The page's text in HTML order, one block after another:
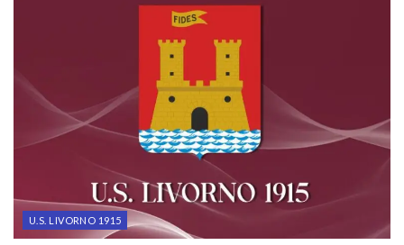
U.S. LIVORNO 1915